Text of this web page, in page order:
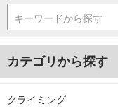
キーワードから探す
カテゴリから探す
クライミング